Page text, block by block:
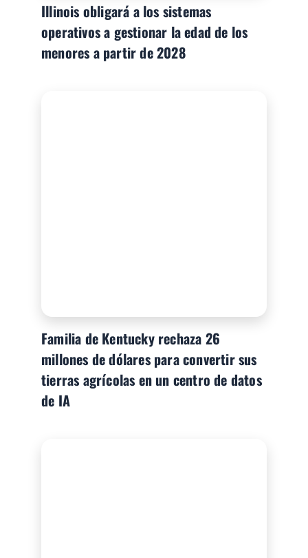
Illinois obligará a los sistemas
operativos a gestionar la edad de los
menores a partir de 2028
Familia de Kentucky rechaza 26
millones de dólares para convertir sus
tierras agrícolas en un centro de datos
de IA